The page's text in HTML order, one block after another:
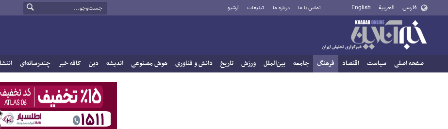
فارسی العربية English تماس با ما درباره ما تبلیغات آرشیو
صفحه اصلی سیاست اقتصاد فرهنگ جامعه بین‌الملل ورزش تاریخ دانش و فناوری هوش مصنوعی اندیشه دین کافه خبر چندرسانه‌ای